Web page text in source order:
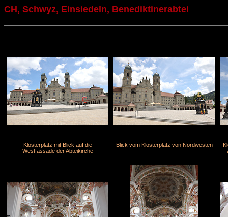
CH, Schwyz, Einsiedeln, Benediktinerabtei
Klosterplatz mit Blick auf die
Westfassade der Abteikirche
Blick vom Klosterplatz von Nordwesten